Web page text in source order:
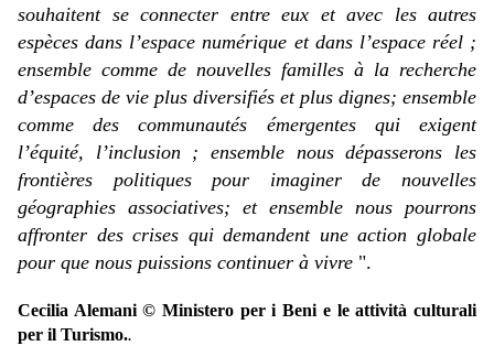
souhaitent se connecter entre eux et avec les autres
espèces dans l’espace numérique et dans l’espace réel ;
ensemble comme de nouvelles familles à la recherche
d’espaces de vie plus diversifiés et plus dignes; ensemble
comme des communautés émergentes qui exigent
l’équité, l’inclusion ; ensemble nous dépasserons les
frontières politiques pour imaginer de nouvelles
géographies associatives; et ensemble nous pourrons
affronter des crises qui demandent une action globale
pour que nous puissions continuer à vivre ".
Cecilia Alemani © Ministero per i Beni e le attività culturali
per il Turismo..